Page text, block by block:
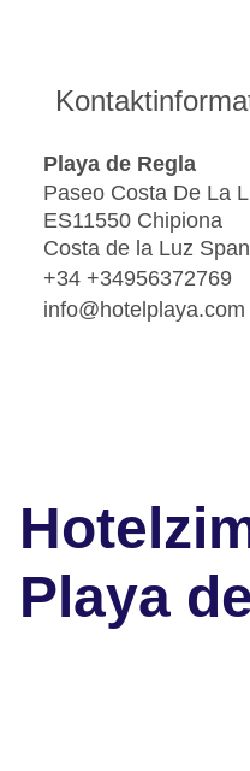
Playa de Regla
Paseo Costa De La
ES11550 Chipiona
Costa de la Luz
+34 +34956372769
info@hotelplaya.com
Playa